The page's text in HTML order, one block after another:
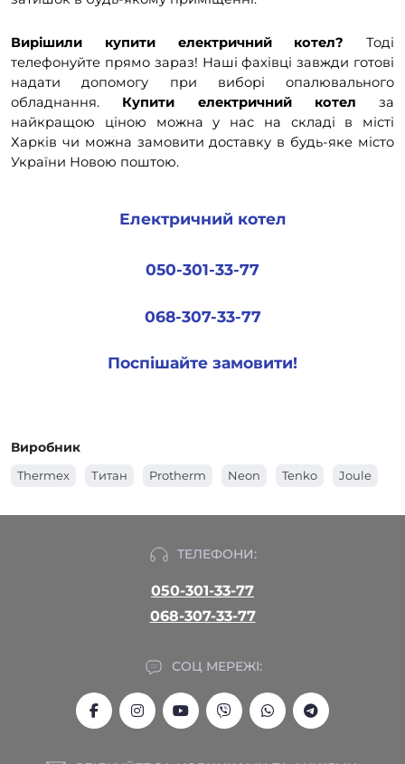
Вирішили купити електричний котел? Тоді
телефонуйте прямо зараз! Наші фахівці завжди готові
надати допомогу при виборі опалювального
обладнання. Купити електричний котел за
найкращою ціною можна у нас на складі в місті
Харків чи можна замовити доставку в будь-яке місто
України Новою поштою.
Електричний котел
050-301-33-77
068-307-33-77
Поспішайте замовити!
Виробник
Thermex Титан Protherm Neon Tenko Joule
ТЕЛЕФОНИ:
050-301-33-77
068-307-33-77
СОЦ МЕРЕЖІ: